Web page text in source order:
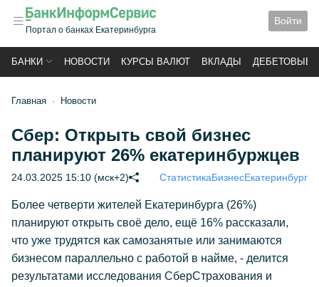
Портал о банках Екатеринбурга
Войти
БАНКИ НОВОСТИ КУРСЫ ВАЛЮТ ВКЛАДЫ ДЕБЕТОВЫЕ
Главная Новости
Сбер: Открыть свой бизнес
планируют 26% екатеринбуржцев
24.03.2025 15:10 (мск+2) СтатистикаБизнесЕкатеринбург
Более четверти жителей Екатеринбурга (26%)
планируют открыть своё дело, ещё 16% рассказали,
что уже трудятся как самозанятые или занимаются
бизнесом параллельно с работой в найме, - делится
результатами исследования СберСтрахования и